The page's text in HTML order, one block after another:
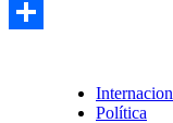
Link
Telegram
Política